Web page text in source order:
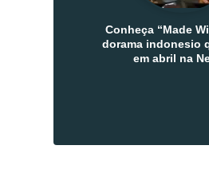
Conheça “Made
dorama indonesio
em abril na